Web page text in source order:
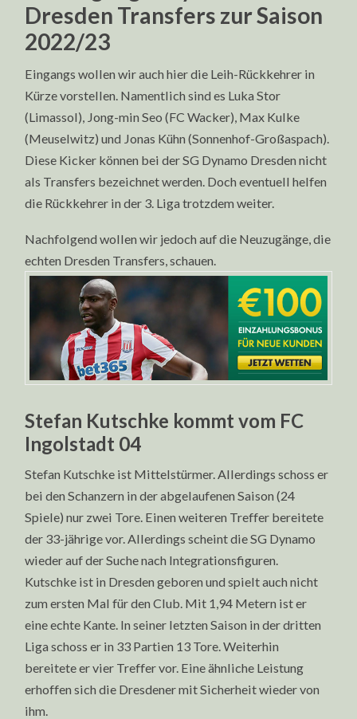
Dresden Transfers zur Saison
2022/23
Eingangs wollen wir auch hier die Leih-Rückkehrer in
Kürze vorstellen. Namentlich sind es Luka Stor
(Limassol), Jong-min Seo (FC Wacker), Max Kulke
(Meuselwitz) und Jonas Kühn (Sonnenhof-Großaspach).
Diese Kicker können bei der SG Dynamo Dresden nicht
als Transfers bezeichnet werden. Doch eventuell helfen
die Rückkehrer in der 3. Liga trotzdem weiter.
Nachfolgend wollen wir jedoch auf die Neuzugänge, die
echten Dresden Transfers, schauen.
Stefan Kutschke kommt vom FC
Ingolstadt 04
Stefan Kutschke ist Mittelstürmer. Allerdings schoss er
bei den Schanzern in der abgelaufenen Saison (24
Spiele) nur zwei Tore. Einen weiteren Treffer bereitete
der 33-jährige vor. Allerdings scheint die SG Dynamo
wieder auf der Suche nach Integrationsfiguren.
Kutschke ist in Dresden geboren und spielt auch nicht
zum ersten Mal für den Club. Mit 1,94 Metern ist er
eine echte Kante. In seiner letzten Saison in der dritten
Liga schoss er in 33 Partien 13 Tore. Weiterhin
bereitete er vier Treffer vor. Eine ähnliche Leistung
erhoffen sich die Dresdener mit Sicherheit wieder von
ihm.